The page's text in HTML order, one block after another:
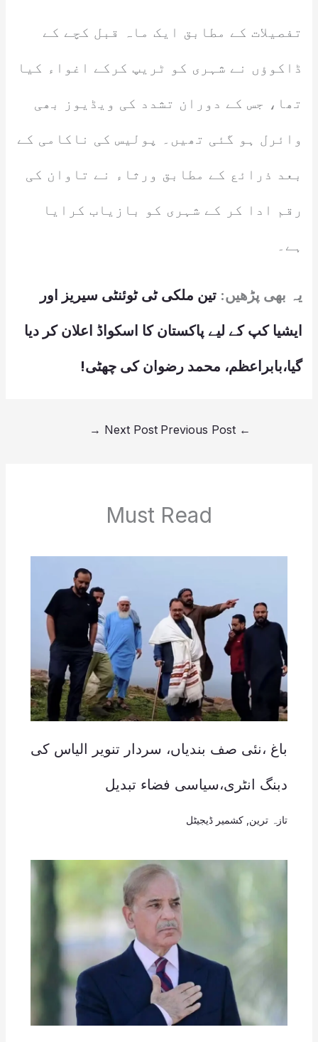
تفصیلات کے مطابق ایک ماہ قبل کچے کے
ڈاکوؤں نے شہری کو ٹریپ کرکے اغواء کیا
تھا، جس کے دوران تشدد کی ویڈیوز بھی
وائرل ہو گئی تھیں۔ پولیس کی ناکامی کے
بعد ذرائع کے مطابق ورثاء نے تاوان کی
رقم ادا کر کے شہری کو بازیاب کرایا
ہے۔
یہ بھی پڑھیں: تین ملکی ٹی ٹوئنٹی سیریز اور
ایشیا کپ کے لیے پاکستان کا اسکواڈ اعلان کر دیا
گیا،بابراعظم، محمد رضوان کی چھٹی!
←
Next Post
→
Must Read
باغ ،نئی صف بندیاں، سردار تنویر الیاس کی
دبنگ انٹری،سیاسی فضاء تبدیل
تازہ ترین کشمیر ڈیجیٹل